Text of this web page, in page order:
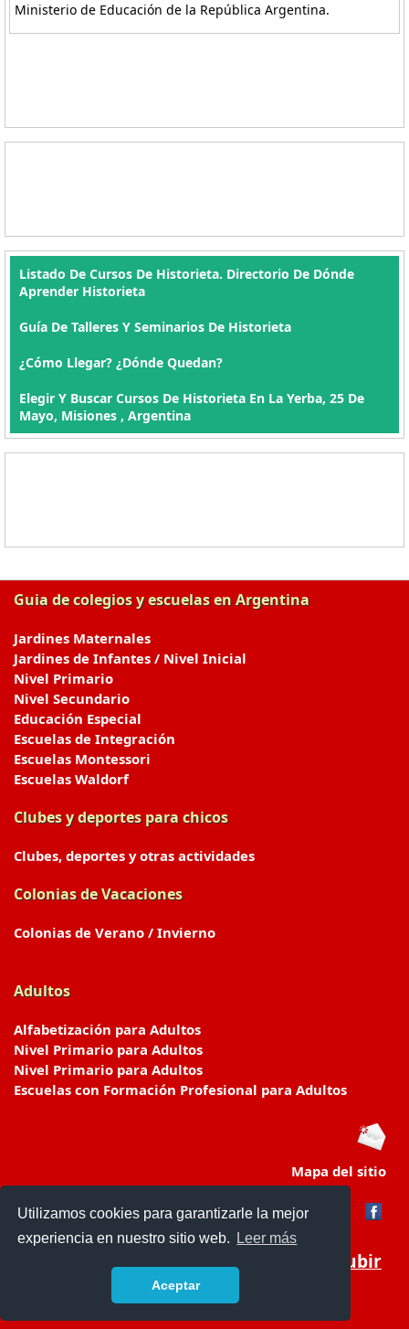
Utilizamos cookies para garantizarle la mejor
experiencia en nuestro sitio web.
Leer más
Aceptar
Ministerio de Educación de la República Argentina.
Listado De Cursos De Historieta. Directorio De Dónde
Aprender Historieta
Guía De Talleres Y Seminarios De Historieta
¿Cómo Llegar? ¿Dónde Quedan?
Elegir Y Buscar Cursos De Historieta En La Yerba, 25 De
Mayo, Misiones , Argentina
Guia de colegios y escuelas en Argentina
Jardines Maternales
Jardines de Infantes / Nivel Inicial
Nivel Primario
Nivel Secundario
Educación Especial
Escuelas de Integración
Escuelas Montessori
Escuelas Waldorf
Clubes y deportes para chicos
Clubes, deportes y otras actividades
Colonias de Vacaciones
Colonias de Verano / Invierno
Adultos
Alfabetización para Adultos
Nivel Primario para Adultos
Nivel Primario para Adultos
Escuelas con Formación Profesional para Adultos
Mapa del sitio
Subir